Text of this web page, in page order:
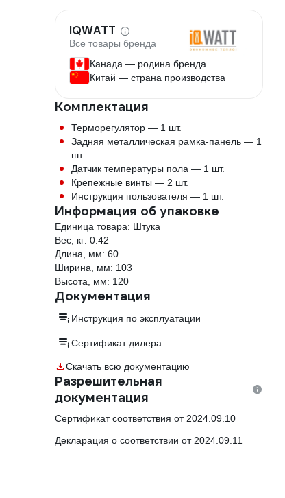
IQWATT
Все товары бренда
Канада — родина бренда
Китай — страна производства
Комплектация
Терморегулятор — 1 шт.
Задняя металлическая рамка-панель — 1
шт.
Датчик температуры пола — 1 шт.
Крепежные винты — 2 шт.
Инструкция пользователя — 1 шт.
Информация об упаковке
Единица товара: Штука
Вес, кг: 0.42
Длина, мм: 60
Ширина, мм: 103
Высота, мм: 120
Документация
Инструкция по эксплуатации
Сертификат дилера
Скачать всю документацию
Разрешительная
документация
Сертификат соответствия от 2024.09.10
Декларация о соответствии от 2024.09.11